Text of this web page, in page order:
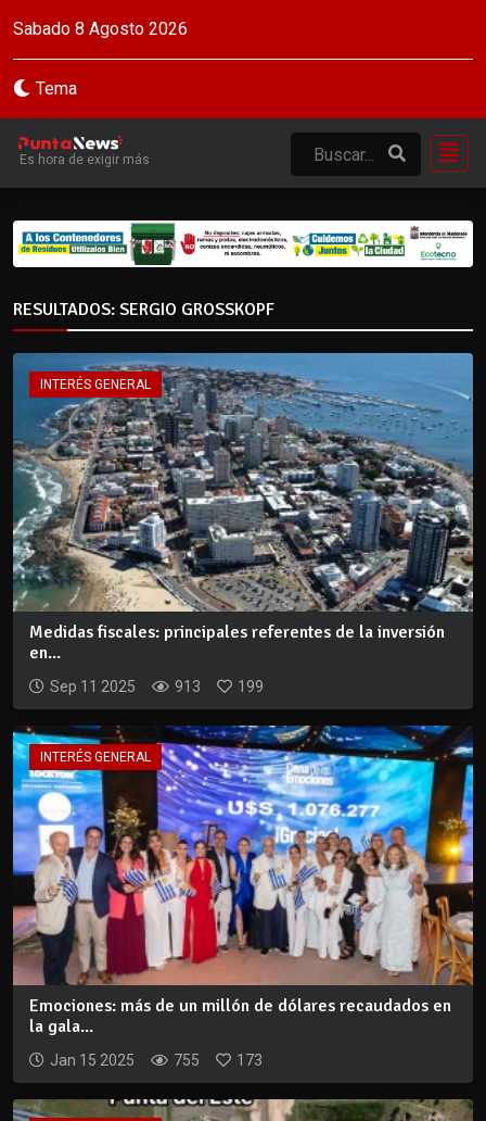
Sabado 8 Agosto 2026
Tema
Es hora de exigir más
RESULTADOS: SERGIO GROSSKOPF
INTERÉS GENERAL
Medidas fiscales: principales referentes de la inversión
en...
Sep 11 2025 913 199
INTERÉS GENERAL
Emociones: más de un millón de dólares recaudados en
la gala...
Jan 15 2025 755 173